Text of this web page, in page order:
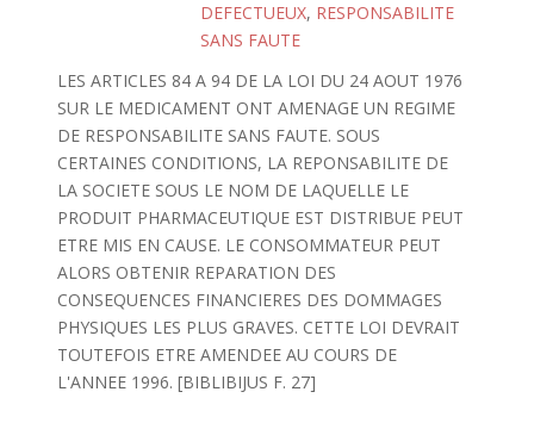
DEFECTUEUX, RESPONSABILITE
SANS FAUTE
LES ARTICLES 84 A 94 DE LA LOI DU 24 AOUT 1976
SUR LE MEDICAMENT ONT AMENAGE UN REGIME
DE RESPONSABILITE SANS FAUTE. SOUS
CERTAINES CONDITIONS, LA REPONSABILITE DE
LA SOCIETE SOUS LE NOM DE LAQUELLE LE
PRODUIT PHARMACEUTIQUE EST DISTRIBUE PEUT
ETRE MIS EN CAUSE. LE CONSOMMATEUR PEUT
ALORS OBTENIR REPARATION DES
CONSEQUENCES FINANCIERES DES DOMMAGES
PHYSIQUES LES PLUS GRAVES. CETTE LOI DEVRAIT
TOUTEFOIS ETRE AMENDEE AU COURS DE
L'ANNEE 1996. [BIBLIBIJUS F. 27]